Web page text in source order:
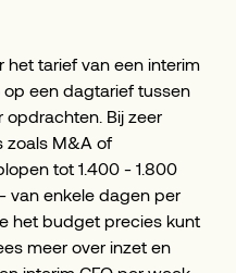
het tarief van een interim
op een dagtarief tussen
opdrachten. Bij zeer
zoals M&A of
tot 1.400 - 1.800
van enkele dagen per
het budget precies kunt
meer over inzet en